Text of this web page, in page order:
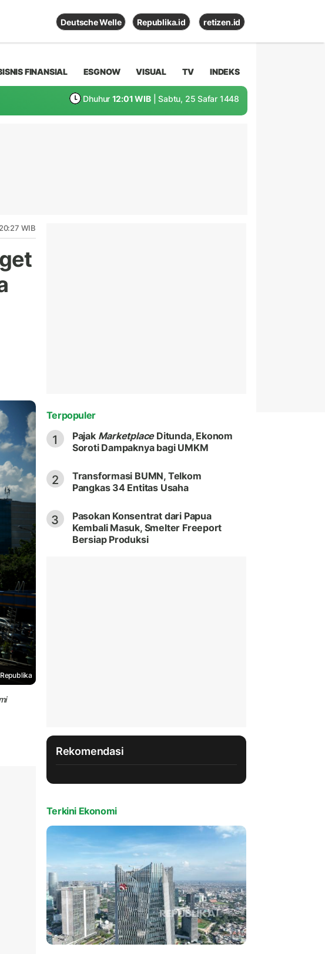
Deutsche Welle Republika.id retizen.id
FINANSIAL ESGNOW VISUAL TV INDEKS
Dhuhur 12:01 WIB | Sabtu, 25 Safar 1448
WIB
Terpopuler
1 Pajak MarketplaceDitunda, Ekonom
Soroti Dampaknya bagi UMKM
2
Transformasi BUMN, Telkom
Pangkas 34 Entitas Usaha
3
Pasokan Konsentrat dari Papua
Kembali Masuk, Smelter Freeport
Bersiap Produksi
Rekomendasi
Terkini Ekonomi